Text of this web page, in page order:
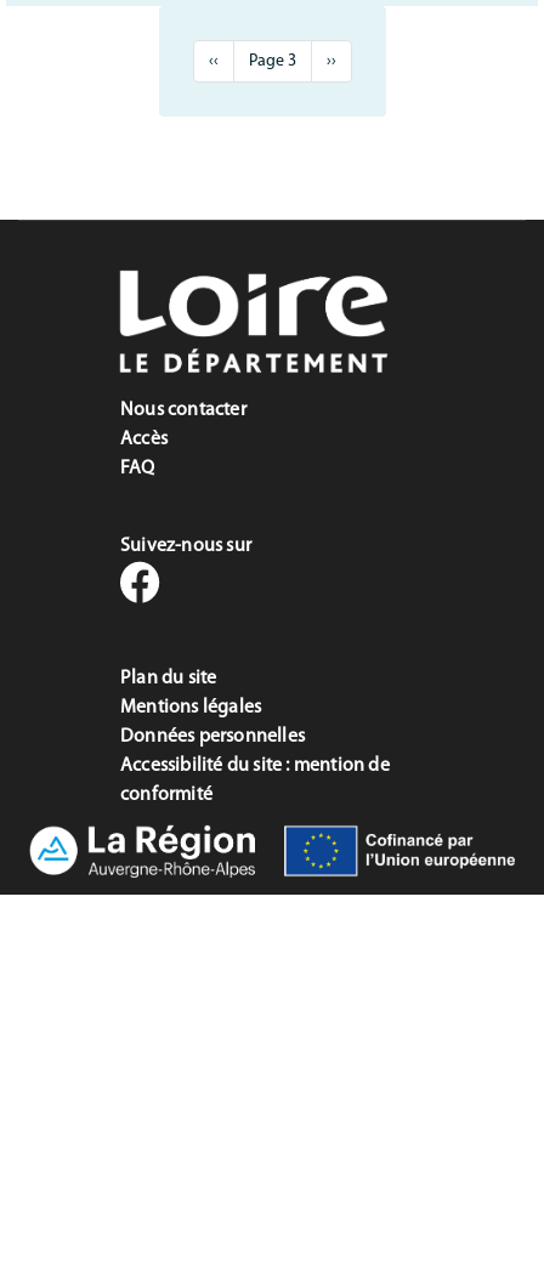
Page
précédente
‹‹ Page 3
Page
suivante
››
Nous contacter
Accès
FAQ
Suivez-nous sur
Plan du site
Mentions légales
Données personnelles
Accessibilité du site : mention de
conformité